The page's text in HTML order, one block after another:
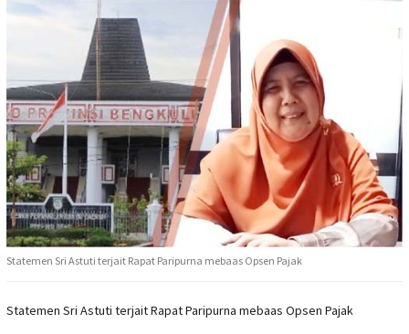
Statemen Sri Astuti terjait Rapat Paripurna mebaas Opsen Pajak
Statemen Sri Astuti terjait Rapat Paripurna mebaas Opsen Pajak